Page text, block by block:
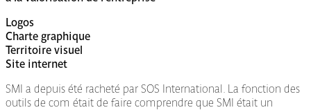
Logos
Charte graphique
Territoire visuel
Site internet
SMI a depuis été racheté par SOS International. La fonction des
outils de com était de faire comprendre que SMI était un